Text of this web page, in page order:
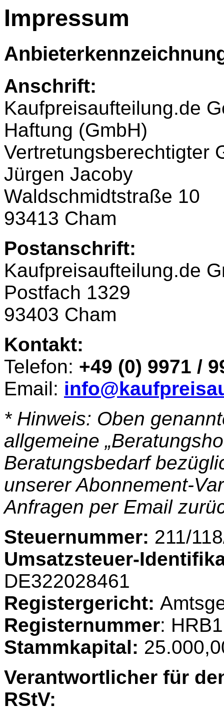
Impressum
Anschrift:
Kaufpreisaufteilung.de
Haftung (GmbH)
Vertretungsberechtigter
Jürgen Jacoby
Waldschmidtstraße 10
93413 Cham
Postanschrift:
Kaufpreisaufteilung.de
Postfach 1329
93403 Cham
Kontakt:
Telefon: +49 (0) 9971 /
Email:
* Hinweis: Oben
allgemeine
Beratungsbedarf
unserer Abonnement-
Anfragen per Email
Steuernummer: 211/
Umsatzsteuer-
DE322028461
Registergericht:
Registernummer:
Stammkapital:
Verantwortlicher für
RStV: